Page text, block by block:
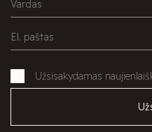
Užsisakydamas